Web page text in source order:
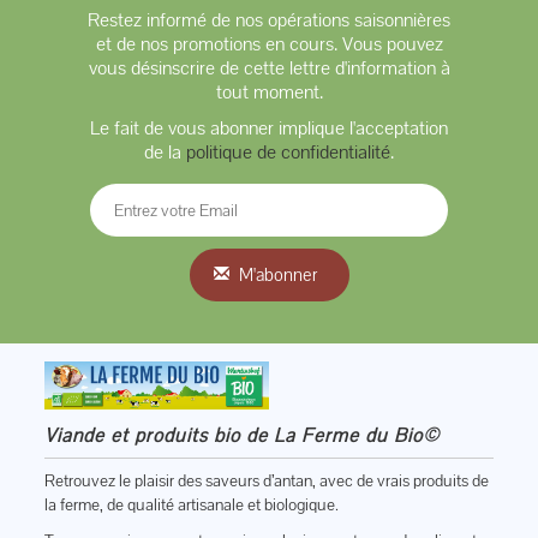
Restez informé de nos opérations saisonnières
et de nos promotions en cours. Vous pouvez
vous désinscrire de cette lettre d'information à
tout moment.
Le fait de vous abonner implique l'acceptation
de la politique de confidentialité.
M'abonner
Viande et produits bio de La Ferme du Bio©
Retrouvez le plaisir des saveurs d’antan, avec de vrais produits de
la ferme, de qualité artisanale et biologique.